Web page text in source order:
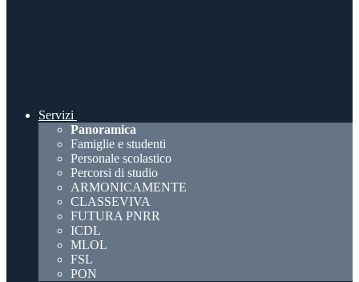
Servizi
Panoramica
Famiglie e studenti
Personale scolastico
Percorsi di studio
ARMONICAMENTE
CLASSEVIVA
FUTURA PNRR
ICDL
MLOL
FSL
PON